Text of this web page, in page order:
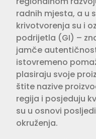
radnih mjesta, a u
krivotvorenja su i
podrijetla (GI) –
jamče
istovremeno
plasiraju svoje
štite nazive
regija i posjeduju
su u osnovi
okruženja.